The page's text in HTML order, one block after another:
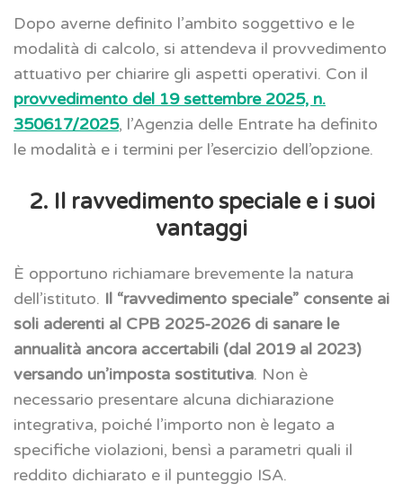
Dopo averne definito l’ambito soggettivo e le
modalità di calcolo, si attendeva il provvedimento
attuativo per chiarire gli aspetti operativi. Con il
provvedimento del 19 settembre 2025, n.
350617/2025, l’Agenzia delle Entrate ha definito
le modalità e i termini per l’esercizio dell’opzione.
2. Il ravvedimento speciale e i suoi
vantaggi
È opportuno richiamare brevemente la natura
dell’istituto. Il “ravvedimento speciale” consente ai
soli aderenti al CPB 2025-2026 di sanare le
annualità ancora accertabili (dal 2019 al 2023)
versando un’imposta sostitutiva. Non è
necessario presentare alcuna dichiarazione
integrativa, poiché l’importo non è legato a
specifiche violazioni, bensì a parametri quali il
reddito dichiarato e il punteggio ISA.